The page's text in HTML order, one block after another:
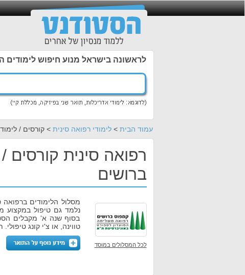
לראשונה בישראל מנוע חיפוש
עמוד הבית >לימודי רפואה סינית > קורסים /
רפואה סינית קורסים
ברושים
לכל המסלולים במוסד
מסלול הלימודים
נלמד גם טיפול במקצוע
בסוף שנה א' מקבלים
טווינה, או צ'י קונג טיפולי.